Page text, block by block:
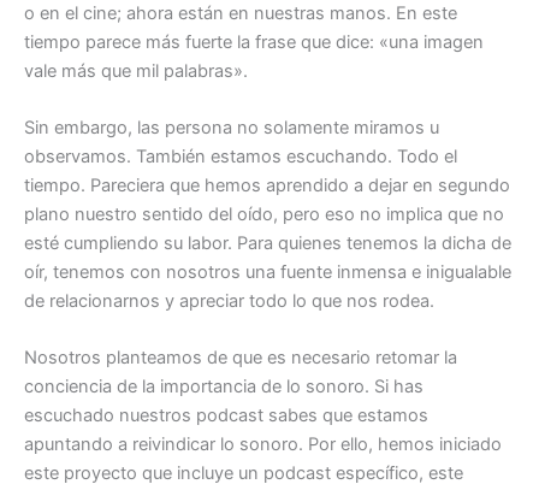
o en el cine; ahora están en nuestras manos. En este
tiempo parece más fuerte la frase que dice: «una imagen
vale más que mil palabras».
Sin embargo, las persona no solamente miramos u
observamos. También estamos escuchando. Todo el
tiempo. Pareciera que hemos aprendido a dejar en segundo
plano nuestro sentido del oído, pero eso no implica que no
esté cumpliendo su labor. Para quienes tenemos la dicha de
oír, tenemos con nosotros una fuente inmensa e inigualable
de relacionarnos y apreciar todo lo que nos rodea.
Nosotros planteamos de que es necesario retomar la
conciencia de la importancia de lo sonoro. Si has
escuchado nuestros podcast sabes que estamos
apuntando a reivindicar lo sonoro. Por ello, hemos iniciado
este proyecto que incluye un podcast específico, este